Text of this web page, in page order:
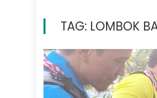
TAG: LOMBOK